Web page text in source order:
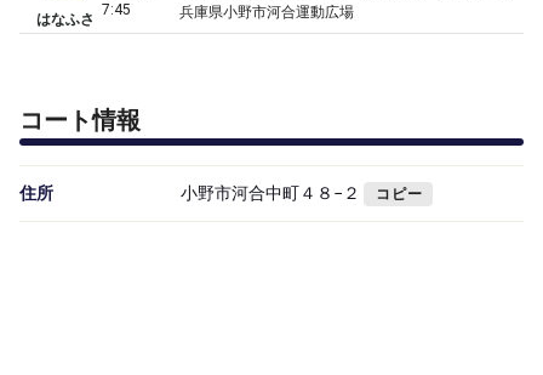
はなふさ
7:45
兵庫県小野市河合運動広場
コート情報
住所 小野市河合中町４８−２ コピー